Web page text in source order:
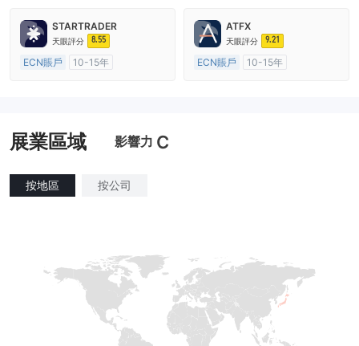
主標MT4
主標MT4
STARTRADER
天眼評分 8.55
ECN賬戶
10-15年
ATFX
天眼評分 9.21
ECN賬戶
10-15年
展業區域 影響力 C
按地區 按公司